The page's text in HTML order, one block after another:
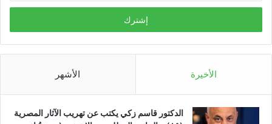
الإلكتروني
الأخيرة الأشهر
الدكتور قاسم زكي يكتب عن تهريب الآثار المصرية